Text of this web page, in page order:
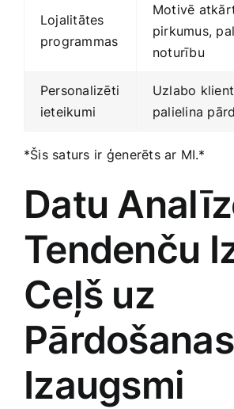
Lojalitātes
programmas
Motivē
pirkumus,
noturību
Personalizēti
ieteikumi
Uzlabo
palielina
*Šis saturs ir ⁣ģenerēts ar MI.*
Datu
Tendenču
Ceļš‌ uz
Pārdošanas
Izaugsmi